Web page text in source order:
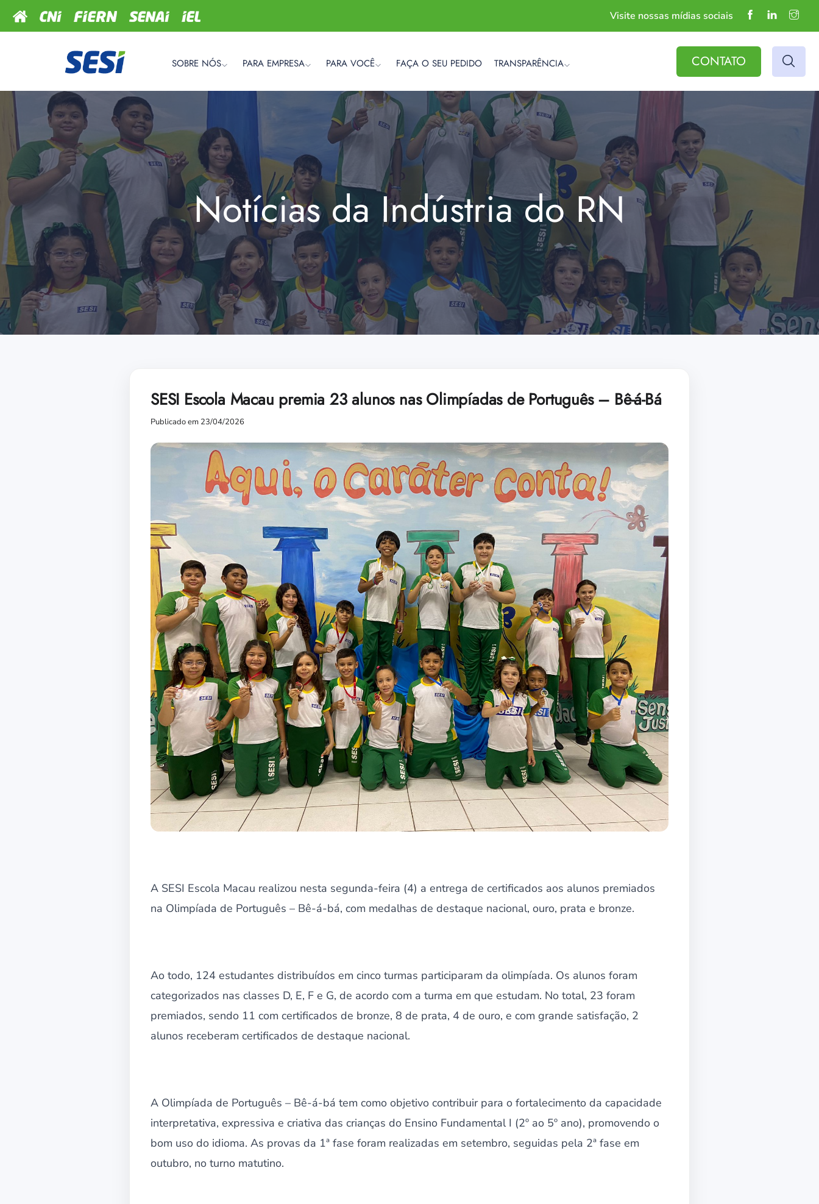
Visite nossas mídias sociais
SOBRE NÓS PARA EMPRESA PARA VOCÊ FAÇA O SEU PEDIDO TRANSPARÊNCIA CONTATO
Notícias da Indústria do RN
SESI Escola Macau premia 23 alunos nas Olimpíadas de Português – Bê-á-Bá
Publicado em 23/04/2026
A SESI Escola Macau realizou nesta segunda-feira (4) a entrega de certificados aos alunos premiados
na Olimpíada de Português – Bê-á-bá, com medalhas de destaque nacional, ouro, prata e bronze.
Ao todo, 124 estudantes distribuídos em cinco turmas participaram da olimpíada. Os alunos foram
categorizados nas classes D, E, F e G, de acordo com a turma em que estudam. No total, 23 foram
premiados, sendo 11 com certificados de bronze, 8 de prata, 4 de ouro, e com grande satisfação, 2
alunos receberam certificados de destaque nacional.
A Olimpíada de Português – Bê-á-bá tem como objetivo contribuir para o fortalecimento da capacidade
interpretativa, expressiva e criativa das crianças do Ensino Fundamental I (2º ao 5º ano), promovendo o
bom uso do idioma. As provas da 1ª fase foram realizadas em setembro, seguidas pela 2ª fase em
outubro, no turno matutino.